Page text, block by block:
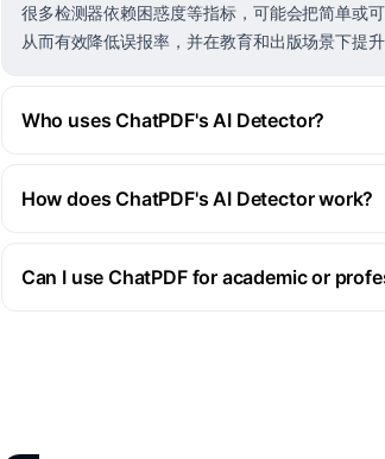
很多检测器依赖困惑度等指标，可能会把简单或
从而有效降低误报率，并在教育和出版场景下提升
Who uses ChatPDF's AI Detector?
How does ChatPDF's AI Detector work?
Can I use ChatPDF for academic or